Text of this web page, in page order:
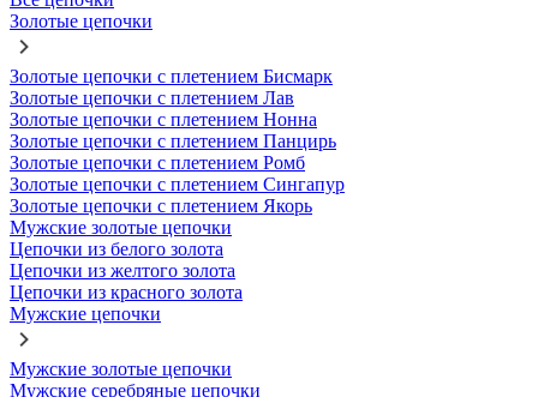
Золотые цепочки
Золотые цепочки с плетением Бисмарк
Золотые цепочки с плетением Лав
Золотые цепочки с плетением Нонна
Золотые цепочки с плетением Панцирь
Золотые цепочки с плетением Ромб
Золотые цепочки с плетением Сингапур
Золотые цепочки с плетением Якорь
Мужские золотые цепочки
Цепочки из белого золота
Цепочки из желтого золота
Цепочки из красного золота
Мужские цепочки
Мужские золотые цепочки
Мужские серебряные цепочки